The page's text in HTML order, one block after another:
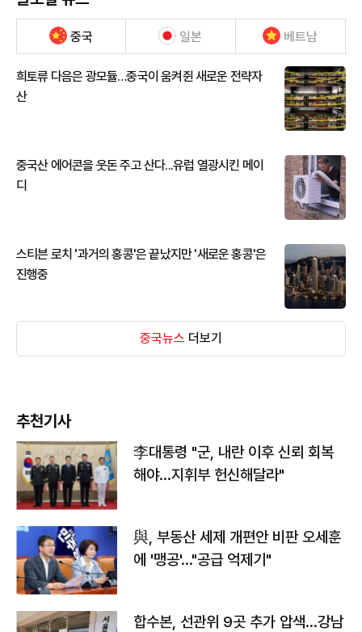
중국 일본 베트남
희토류 다음은 광모듈…중국이 움켜쥔 새로운 전략자
산
중국산 에어콘을 웃돈 주고 산다...유럽 열광시킨 메이
디
스티븐 로치 '과거의 홍콩'은 끝났지만 '새로운 홍콩'은
진행중
중국뉴스 더보기
추천기사
李대통령 "군, 내란 이후 신뢰 회복
해야…지휘부 헌신해달라"
與, 부동산 세제 개편안 비판 오세훈
에 '맹공'…"공급 억제기"
합수본, 선관위 9곳 추가 압색…강남